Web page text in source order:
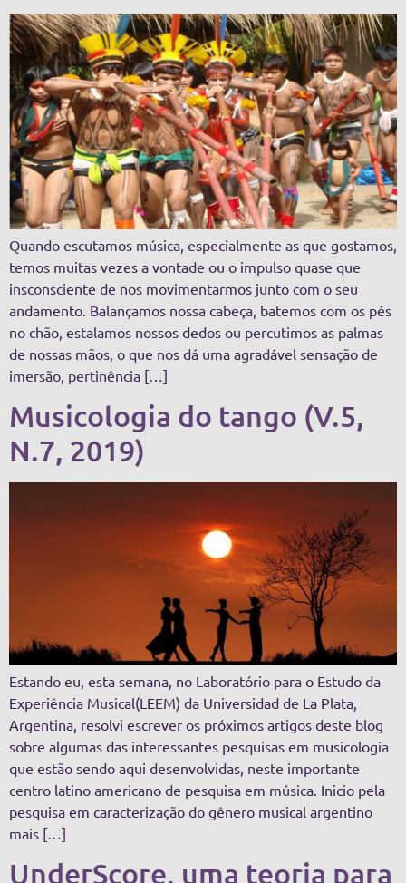
Quando escutamos música, especialmente as que gostamos,
temos muitas vezes a vontade ou o impulso quase que
insconsciente de nos movimentarmos junto com o seu
andamento. Balançamos nossa cabeça, batemos com os pés
no chão, estalamos nossos dedos ou percutimos as palmas
de nossas mãos, o que nos dá uma agradável sensação de
imersão, pertinência […]
Musicologia do tango (V.5,
N.7, 2019)
Estando eu, esta semana, no Laboratório para o Estudo da
Experiência Musical(LEEM) da Universidad de La Plata,
Argentina, resolvi escrever os próximos artigos deste blog
sobre algumas das interessantes pesquisas em musicologia
que estão sendo aqui desenvolvidas, neste importante
centro latino americano de pesquisa em música. Inicio pela
pesquisa em caracterização do gênero musical argentino
mais […]
UnderScore, uma teoria para